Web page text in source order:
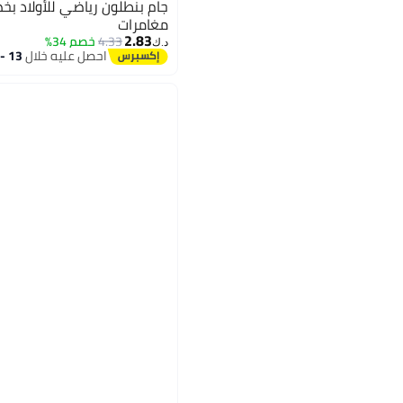
جام بنطلون رياضي
مغامرات
د.ك‏2.83
4.33خصم 34%
احصل عليه خلال13 - 14 اغسطس